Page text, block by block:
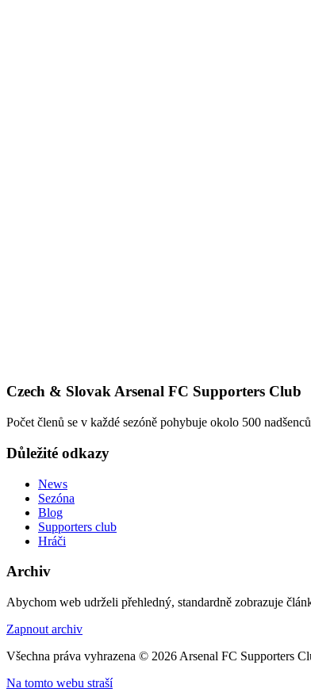
Czech & Slovak Arsenal FC Supporters Club
Počet členů se v každé sezóně pohybuje okolo 500
Důležité odkazy
News
Sezóna
Blog
Supporters club
Hráči
Archiv
Abychom web udrželi přehledný, standardně zobrazuje
Zapnout archiv
Všechna práva vyhrazena © 2026 Arsenal FC Supporters
Na tomto webu straší